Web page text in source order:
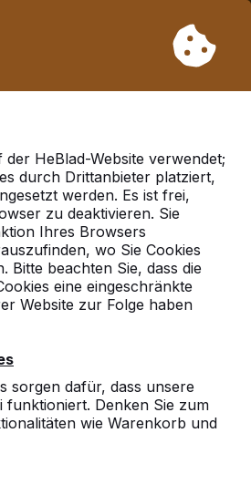
Sie daher längere
HeBlad-Website verwendet;
durch Drittanbieter platziert,
werden. Es ist frei,
zu deaktivieren. Sie
Ihres Browsers
wo Sie Cookies
Bitte beachten Sie, dass die
eine eingeschränkte
Website zur Folge haben
sorgen dafür, dass unsere
funktioniert. Denken Sie zum
wie Warenkorb und